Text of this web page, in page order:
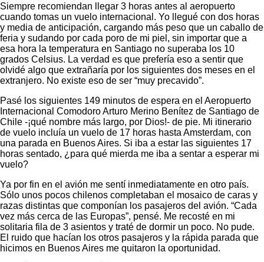
Siempre recomiendan llegar 3 horas antes al aeropuerto
cuando tomas un vuelo internacional. Yo llegué con dos horas
y media de anticipación, cargando más peso que un caballo de
feria y sudando por cada poro de mi piel, sin importar que a
esa hora la temperatura en Santiago no superaba los 10
grados Celsius. La verdad es que prefería eso a sentir que
olvidé algo que extrañaría por los siguientes dos meses en el
extranjero. No existe eso de ser “muy precavido”.
Pasé los siguientes 149 minutos de espera en el Aeropuerto
Internacional Comodoro Arturo Merino Benítez de Santiago de
Chile -¡qué nombre más largo, por Dios!- de pie. Mi itinerario
de vuelo incluía un vuelo de 17 horas hasta Amsterdam, con
una parada en Buenos Aires. Si iba a estar las siguientes 17
horas sentado, ¿para qué mierda me iba a sentar a esperar mi
vuelo?
Ya por fin en el avión me sentí inmediatamente en otro país.
Sólo unos pocos chilenos completaban el mosaico de caras y
razas distintas que componían los pasajeros del avión. “Cada
vez más cerca de las Europas”, pensé. Me recosté en mi
solitaria fila de 3 asientos y traté de dormir un poco. No pude.
El ruido que hacían los otros pasajeros y la rápida parada que
hicimos en Buenos Aires me quitaron la oportunidad.